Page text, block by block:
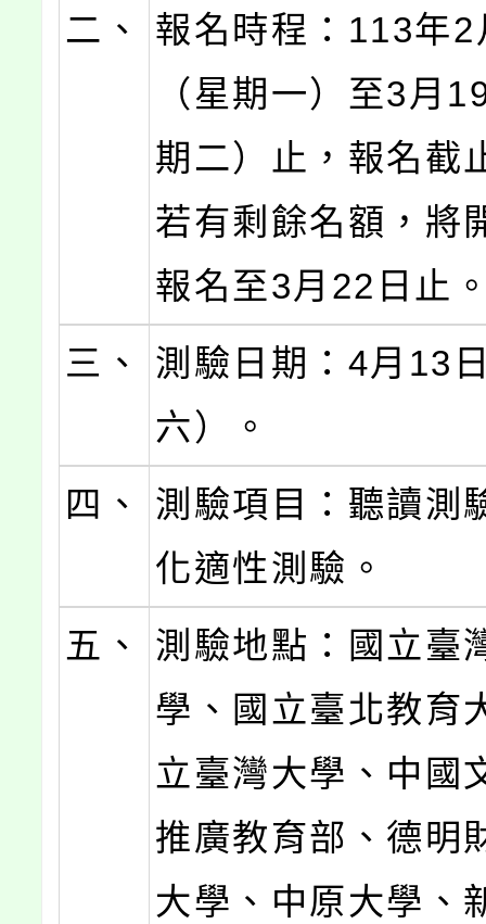
二、
報名時程：113年
（星期一）至3月
期二）止，報名截
若有剩餘名額，將
報名至3月22日止
三、
測驗日期：4月13
六）。
四、
測驗項目：聽讀測
化適性測驗。
五、
測驗地點：國立臺
學、國立臺北教育
立臺灣大學、中國
推廣教育部、德明
大學、中原大學、